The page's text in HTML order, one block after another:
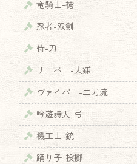
竜騎士-槍
忍者-双剣
侍-刀
リーパー-大鎌
ヴァイパー-二刀流
吟遊詩人-弓
機工士-銃
踊り子-投擲